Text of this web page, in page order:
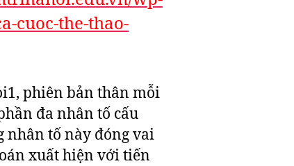
cuoc-the-thao-
phiên bản thân mỗi
đa nhân tố cấu
nhân tố này đóng vai
xuất hiện với tiến